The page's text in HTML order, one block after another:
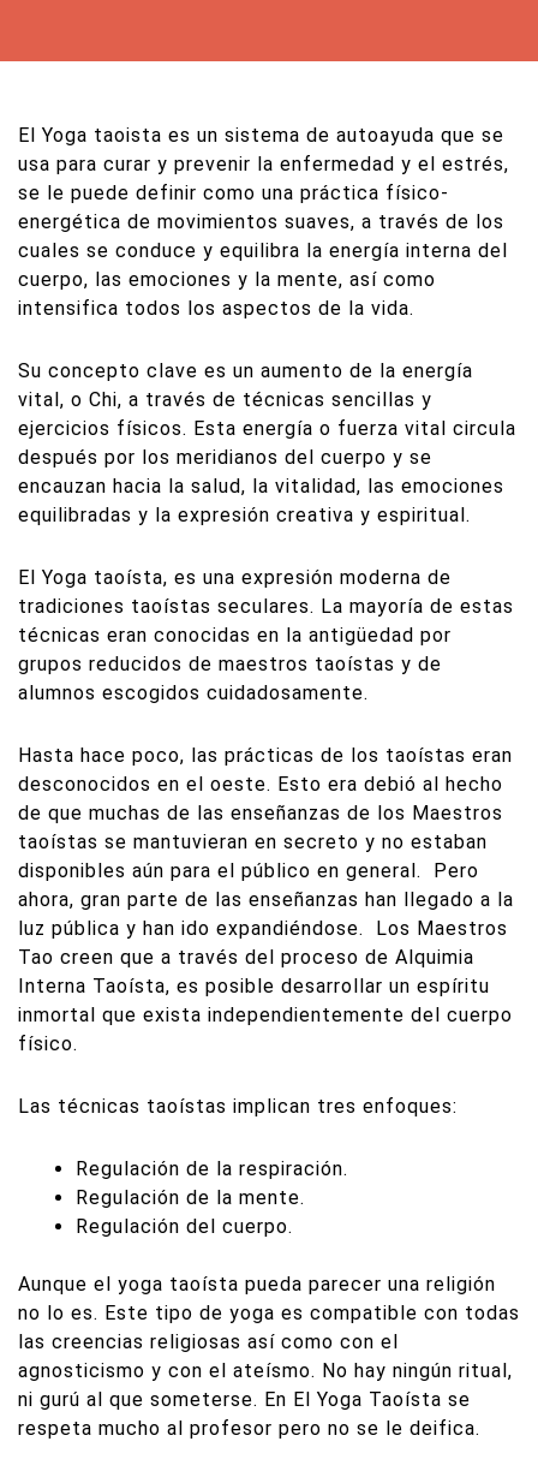
El Yoga taoista es un sistema de autoayuda que se
usa para curar y prevenir la enfermedad y el estrés,
se le puede definir como una práctica físico-
energética de movimientos suaves, a través de los
cuales se conduce y equilibra la energía interna del
cuerpo, las emociones y la mente, así como
intensifica todos los aspectos de la vida.
Su concepto clave es un aumento de la energía
vital, o Chi, a través de técnicas sencillas y
ejercicios físicos. Esta energía o fuerza vital circula
después por los meridianos del cuerpo y se
encauzan hacia la salud, la vitalidad, las emociones
equilibradas y la expresión creativa y espiritual.
El Yoga taoísta, es una expresión moderna de
tradiciones taoístas seculares. La mayoría de estas
técnicas eran conocidas en la antigüedad por
grupos reducidos de maestros taoístas y de
alumnos escogidos cuidadosamente.
Hasta hace poco, las prácticas de los taoístas eran
desconocidos en el oeste. Esto era debió al hecho
de que muchas de las enseñanzas de los Maestros
taoístas se mantuvieran en secreto y no estaban
disponibles aún para el público en general. Pero
ahora, gran parte de las enseñanzas han llegado a la
luz pública y han ido expandiéndose. Los Maestros
Tao creen que a través del proceso de Alquimia
Interna Taoísta, es posible desarrollar un espíritu
inmortal que exista independientemente del cuerpo
físico.
Las técnicas taoístas implican tres enfoques:
Regulación de la respiración.
Regulación de la mente.
Regulación del cuerpo.
Aunque el yoga taoísta pueda parecer una religión
no lo es. Este tipo de yoga es compatible con todas
las creencias religiosas así como con el
agnosticismo y con el ateísmo. No hay ningún ritual,
ni gurú al que someterse. En El Yoga Taoísta se
respeta mucho al profesor pero no se le deifica.